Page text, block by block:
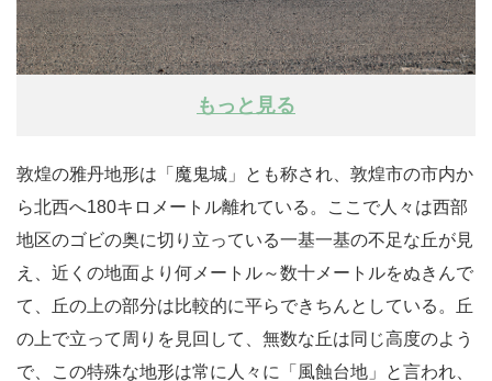
もっと見る
敦煌の雅丹地形は「魔鬼城」とも称され、敦煌市の市内か
ら北西へ180キロメートル離れている。ここで人々は西部
地区のゴビの奥に切り立っている一基一基の不足な丘が見
え、近くの地面より何メートル～数十メートルをぬきんで
て、丘の上の部分は比較的に平らできちんとしている。丘
の上で立って周りを見回して、無数な丘は同じ高度のよう
で、この特殊な地形は常に人々に「風蝕台地」と言われ、